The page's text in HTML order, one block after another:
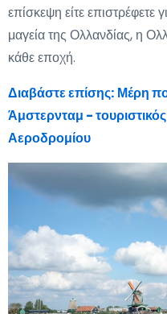
επίσκεψη είτε
μαγεία της Ολλανδίας, η
κάθε εποχή.
Διαβάστε επίσης: Μέρη
Άμστερνταμ -
Αεροδρομίου